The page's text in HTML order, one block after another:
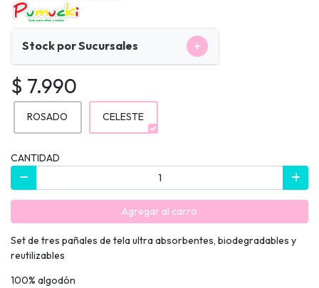
Stock por Sucursales +
$ 7.990
ROSADO CELESTE
CANTIDAD
Agregar al carro
Set de tres pañales de tela ultra absorbentes, biodegradables y
reutilizables
100% algodón